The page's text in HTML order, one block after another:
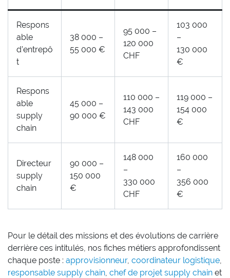
Respons
able
d’entrepô
t
38 000 –
55 000 €
95 000 –
120 000
CHF
103 000
–
130 000
€
Respons
able
supply
chain
45 000 –
90 000 €
110 000 –
143 000
CHF
119 000 –
154 000
€
Directeur
supply
chain
90 000 –
150 000
€
148 000
–
330 000
CHF
160 000
–
356 000
€
Pour le détail des missions et des évolutions de carrière
derrière ces intitulés, nos fiches métiers approfondissent
chaque poste : approvisionneur, coordinateur logistique,
responsable supply chain, chef de projet supply chain et